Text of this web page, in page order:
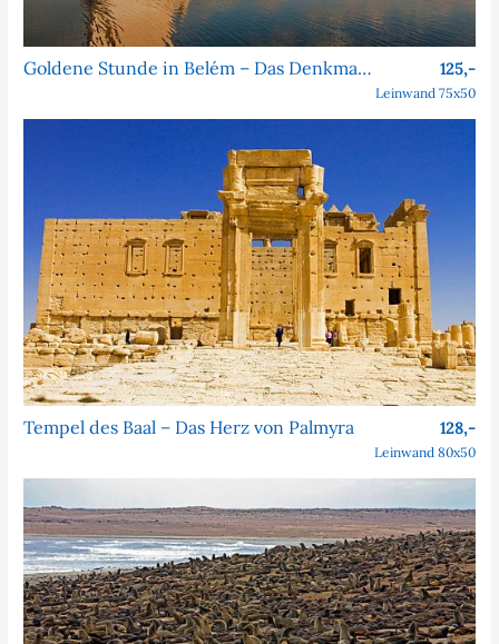
Goldene Stunde in Belém – Das Denkmal der Entdeckungen 125,-
Leinwand 75x50
Tempel des Baal – Das Herz von Palmyra 128,-
Leinwand 80x50